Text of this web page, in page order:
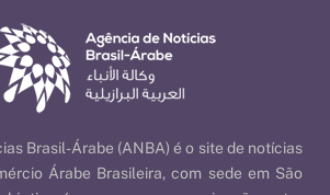
Brasil-Árabe (ANBA) é o site de notícias
Árabe Brasileira, com sede em São